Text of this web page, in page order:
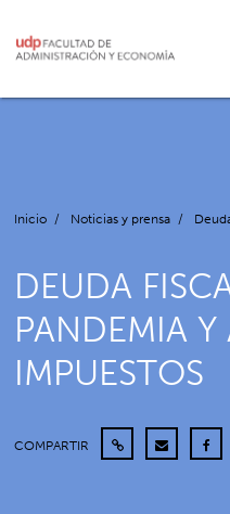
Inicio / Noticias y prensa /
DEUDA
PANDEMIA Y
IMPUESTOS
COMPARTIR